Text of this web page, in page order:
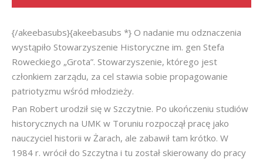
{/akeebasubs}{akeebasubs *} O nadanie mu odznaczenia
wystąpiło Stowarzyszenie Historyczne im. gen Stefa
Roweckiego „Grota”. Stowarzyszenie, którego jest
członkiem zarządu, za cel stawia sobie propagowanie
patriotyzmu wśród młodzieży.
Pan Robert urodził się w Szczytnie. Po ukończeniu studiów
historycznych na UMK w Toruniu rozpoczął pracę jako
nauczyciel historii w Żarach, ale zabawił tam krótko. W
1984 r. wrócił do Szczytna i tu został skierowany do pracy